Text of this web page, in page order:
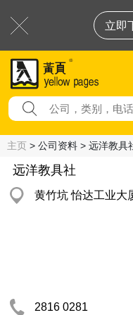
立即
主页 > 公司资料 > 远洋教具
远洋教具社
黄竹坑 怡达工业大
2816 0281